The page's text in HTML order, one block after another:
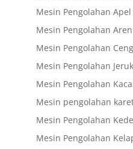
Mesin Pengolahan Apel
Mesin Pengolahan Aren
Mesin Pengolahan
Mesin Pengolahan Jeruk
Mesin Pengolahan
Mesin pengolahan
Mesin Pengolahan
Mesin Pengolahan